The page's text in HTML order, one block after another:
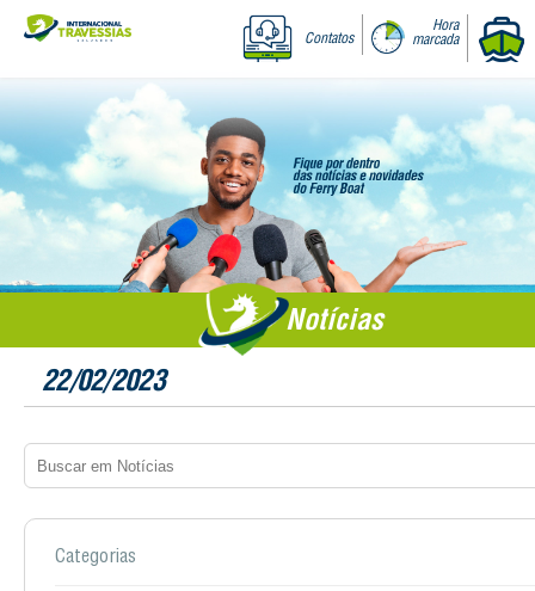
Contatos
Hora
marcada
Notícias
22/02/2023
Categorias